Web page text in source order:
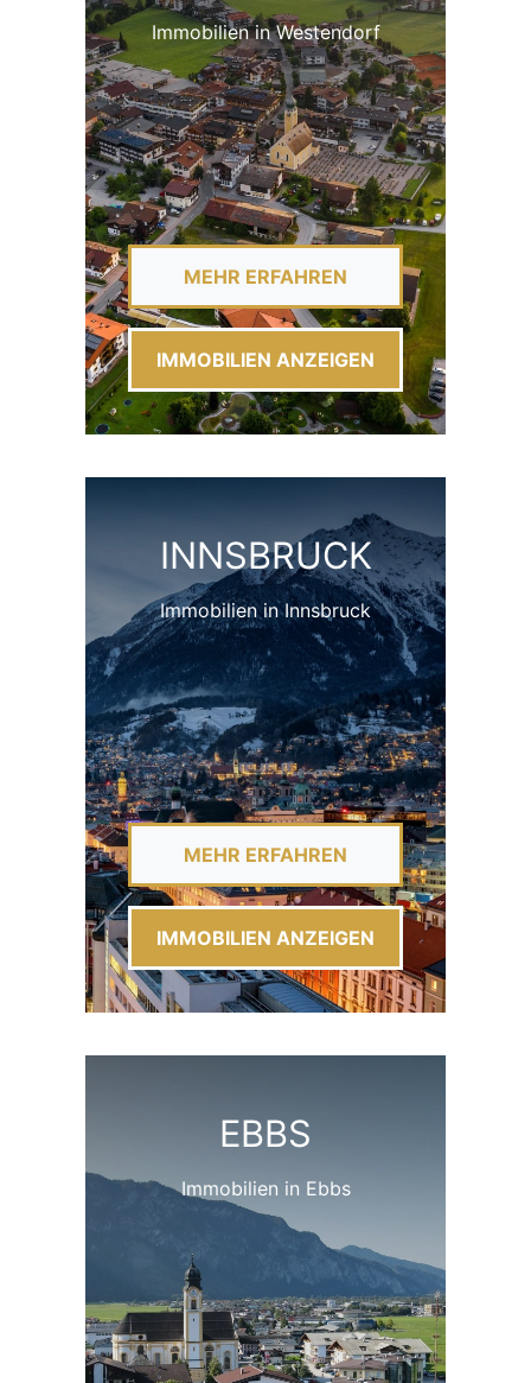
Immobilien in Westendorf
MEHR ERFAHREN
IMMOBILIEN ANZEIGEN
INNSBRUCK
Immobilien in Innsbruck
MEHR ERFAHREN
IMMOBILIEN ANZEIGEN
EBBS
Immobilien in Ebbs